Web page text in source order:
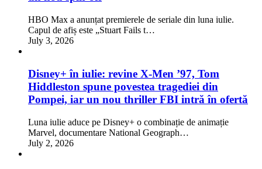
HBO Max a anunțat premierele de seriale din luna iulie.
Capul de afiș este „Stuart Fails t…
July 3, 2026
Disney+ în iulie: revine X-Men ’97, Tom
Hiddleston spune povestea tragediei din
Pompei, iar un nou thriller FBI intră în ofertă
Luna iulie aduce pe Disney+ o combinație de animație
Marvel, documentare National Geograph…
July 2, 2026